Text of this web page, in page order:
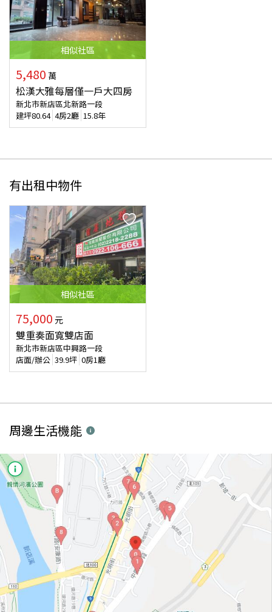
相似社區
5,480 萬
松漢大雅每層僅一戶大四房
新北市新店區北新路一段
建坪80.64 4房2廳 15.8年
有出租中物件
相似社區
75,000 元
雙重奏面寬雙店面
新北市新店區中興路一段
店面/辦公 39.9坪 0房1廳
周邊生活機能